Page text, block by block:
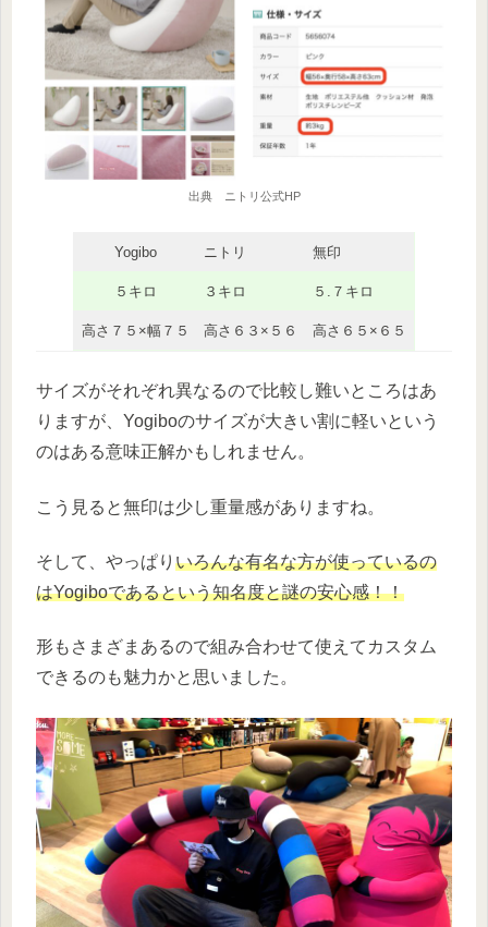
出典 ニトリ公式HP
Yogibo ニトリ 無印
５キロ ３キロ ５.７キロ
高さ７５×幅７５ 高さ６３×５６ 高さ６５×６５
サイズがそれぞれ異なるので比較し難いところはあ
りますが、Yogiboのサイズが大きい割に軽いという
のはある意味正解かもしれません。
こう見ると無印は少し重量感がありますね。
そして、やっぱり いろんな有名な方が使っているの
はYogiboであるという知名度と謎の安心感！！
形もさまざまあるので組み合わせて使えてカスタム
できるのも魅力かと思いました。